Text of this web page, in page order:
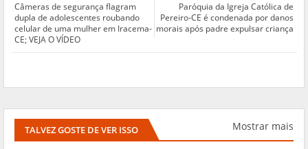
Paróquia da Igreja Católica de
Pereiro-CE é condenada por danos
morais após padre expulsar criança
Câmeras de segurança flagram
dupla de adolescentes roubando
celular de uma mulher em Iracema-
CE; VEJA O VÍDEO
TALVEZ GOSTE DE VER ISSO Mostrar mais